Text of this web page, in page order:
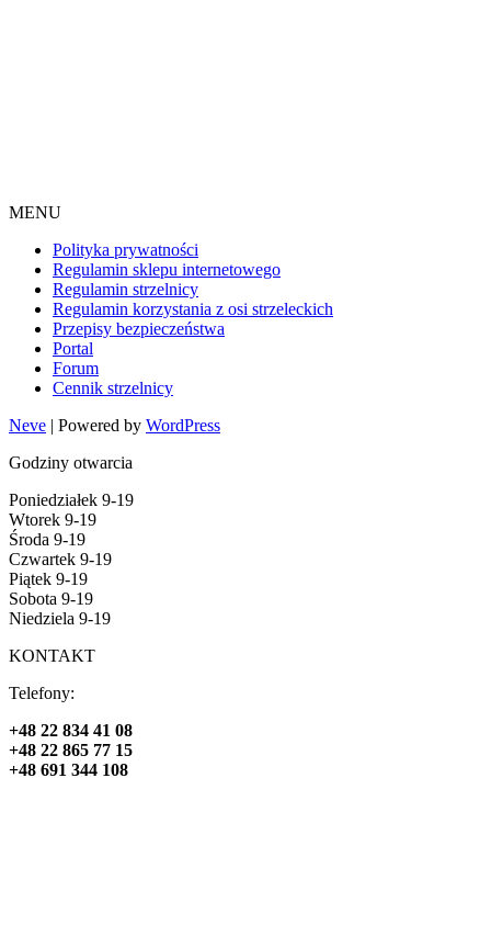
MENU
Polityka prywatności
Regulamin sklepu internetowego
Regulamin strzelnicy
Regulamin korzystania z osi strzeleckich
Przepisy bezpieczeństwa
Portal
Forum
Cennik strzelnicy
Neve | Powered by WordPress
Godziny otwarcia
Poniedziałek 9-19
Wtorek 9-19
Środa 9-19
Czwartek 9-19
Piątek 9-19
Sobota 9-19
Niedziela 9-19
KONTAKT
Telefony:
+48 22 834 41 08
+48 22 865 77 15
+48 691 344 108